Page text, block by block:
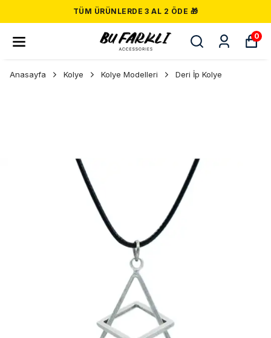
TÜM ÜRÜNLERDE 3 AL 2 ÖDE 🎁
0
Anasayfa Kolye Kolye Modelleri Deri İp Kolye